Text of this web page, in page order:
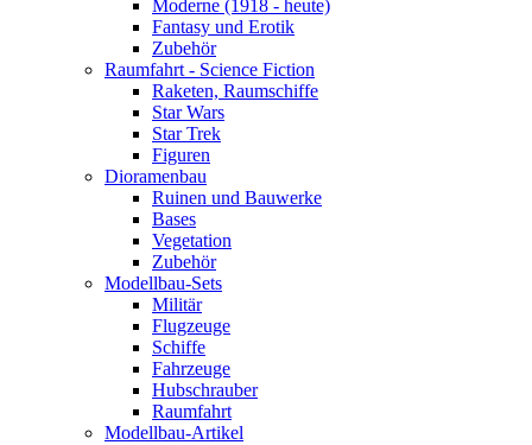
Moderne (1918 - heute)
Fantasy und Erotik
Zubehör
Raumfahrt - Science Fiction
Raketen, Raumschiffe
Star Wars
Star Trek
Figuren
Dioramenbau
Ruinen und Bauwerke
Bases
Vegetation
Zubehör
Modellbau-Sets
Militär
Flugzeuge
Schiffe
Fahrzeuge
Hubschrauber
Raumfahrt
Modellbau-Artikel